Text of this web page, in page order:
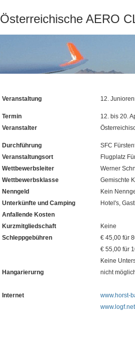
Österreichische AERO
Veranstaltung 12.
Termin
12. bis 20.
Veranstalter
Durchführung
SFC
Veranstaltungsort
Flugplatz
Wettbewerbsleiter
Werner
Wettbewerbsklasse
Gemischte
Nenngeld
Kein
Unterkünfte und Camping
Hotel's,
Anfallende Kosten
Kurzmitgliedschaft
Keine
Schleppgebühren
€ 45,00 für
€ 55,00 für
Keine
Hangarierurng
nicht
Internet
www.horst-
www.logf.net